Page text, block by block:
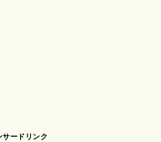
サードリンク